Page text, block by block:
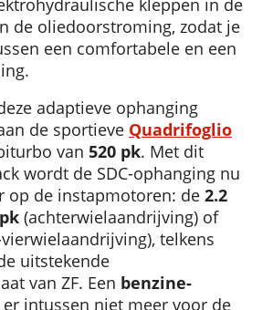
de oliedoorstroming, zodat je
een comfortabele en een
adaptieve ophanging
de sportieve Quadrifoglio
van 520 pk. Met dit
wordt de SDC-ophanging nu
op de instapmotoren: de 2.2
(achterwielaandrijving) of
telkens
uitstekende
van ZF. Een benzine-
er intussen niet meer voor de